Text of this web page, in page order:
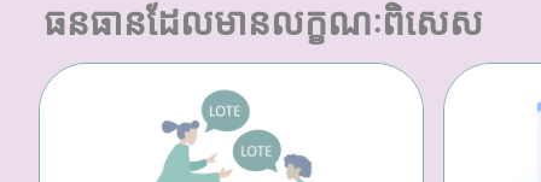
ធនធានដែលមានលក្ខណៈពិសេស